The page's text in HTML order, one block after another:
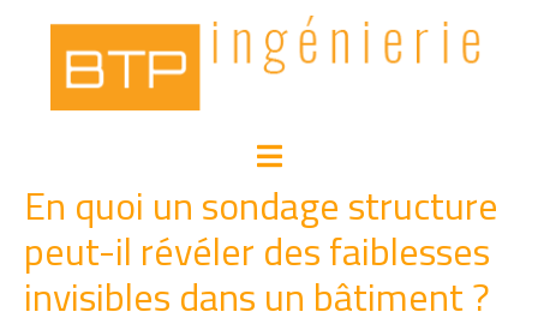
En quoi un sondage structure
peut-il révéler des faiblesses
invisibles dans un bâtiment ?